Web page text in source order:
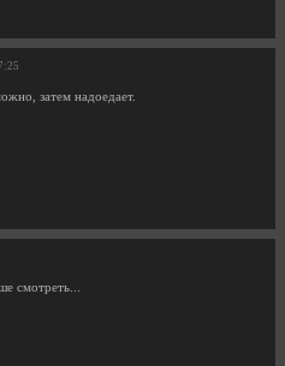
затем надоедает.
смотреть...